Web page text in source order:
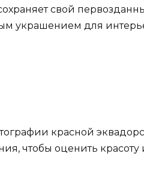
свой
украшением для
красной
чтобы оценить красоту